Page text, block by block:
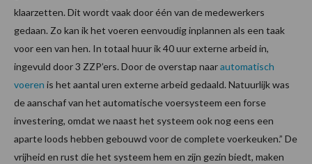
klaarzetten. Dit wordt vaak door één van de medewerkers
gedaan. Zo kan ik het voeren eenvoudig inplannen als een taak
voor een van hen. In totaal huur ik 40 uur externe arbeid in,
ingevuld door 3 ZZP’ers. Door de overstap naarautomatisch
voeren is het aantal uren externe arbeid gedaald. Natuurlijk was
de aanschaf van het automatische voersysteem een forse
investering, omdat we naast het systeem ook nog eens een
aparte loods hebben gebouwd voor de complete voerkeuken.” De
vrijheid en rust die het systeem hem en zijn gezin biedt, maken